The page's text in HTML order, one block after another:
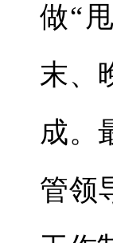
做“
末、
成。
管领